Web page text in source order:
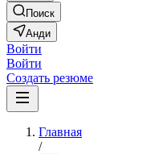
Поиск
Анди
Войти
Войти
Создать резюме
Главная
/